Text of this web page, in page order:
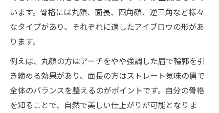
います。骨格には丸顔、面長、四角顔、逆三角など様々
なタイプがあり、それぞれに適したアイブロウの形があ
ります。
例えば、丸顔の方はアーチをやや強調した眉で輪郭を引
き締める効果があり、面長の方はストレート気味の眉で
全体のバランスを整えるのがポイントです。自分の骨格
を知ることで、自然で美しい仕上がりが可能となりま